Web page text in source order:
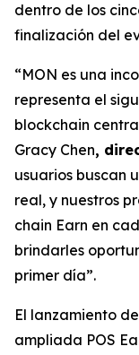
dentro de los
finalización del
“MON es una
representa el
blockchain
Gracy Chen,
usuarios buscan
real, y nuestros
chain Earn en
brindarles
primer día”.
El lanzamiento
ampliada POS